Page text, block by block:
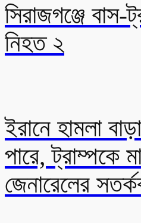
সিরাজগঞ্জে বাস-
নিহত ২
ইরানে হামলা
পারে, ট্রাম্পকে
জেনারেলের